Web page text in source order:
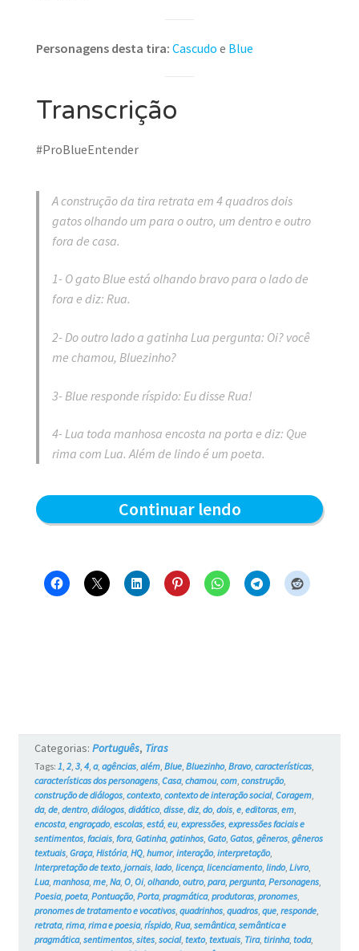
Personagens desta tira: Cascudo e Blue
Transcrição
#ProBlueEntender
A construção da tira retrata em 4 quadros dois
gatos olhando um para o outro, um dentro e outro
fora de casa.
1- O gato Blue está olhando bravo para o lado de
fora e diz: Rua.
2- Do outro lado a gatinha Lua pergunta: Oi? você
me chamou, Bluezinho?
3- Blue responde ríspido: Eu disse Rua!
4- Lua toda manhosa encosta na porta e diz: Que
rima com Lua. Além de lindo é um poeta.
Continuar lendoBlue
Gatos
amigável
Categorias: Português, Tiras
Tags: 1 2, 3, 4, a, agências, além, Blue, Bluezinho, Bravo, características,
características dos personagens, Casa, chamou, com, construção,
construção de diálogos, contexto, contexto de interação social, Coragem,
da, de, dentro, diálogos, didático, disse, diz, do, dois, e, editoras, em,
encosta, engraçado, escolas, está, eu, expressões, expressões faciais e
sentimentos, faciais, fora, Gatinha, gatinhos, Gato, Gatos, gêneros, gêneros
textuais, Graça, História, HQ, humor, interação, interpretação,
Interpretação de texto, jornais, lado, licença, licenciamento, lindo, Livro,
Lua, manhosa, me, Na, O, Oi, olhando, outro, para, pergunta, Personagens,
Poesia, poeta, Pontuação, Porta, pragmática, produtoras, pronomes,
pronomes de tratamento e vocativos, quadrinhos, quadros, que, responde,
retrata, rima, rima e poesia, ríspido, Rua, semântica, semântica e
pragmática, sentimentos, sites, social, texto, textuais, Tira, tirinha, toda,